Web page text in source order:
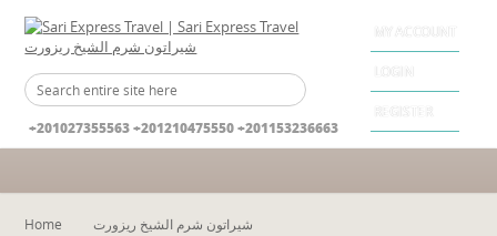
MY ACCOUNT
+201027355563 +201210475550 +201153236663
Home شيراتون شرم الشيخ ريزورت